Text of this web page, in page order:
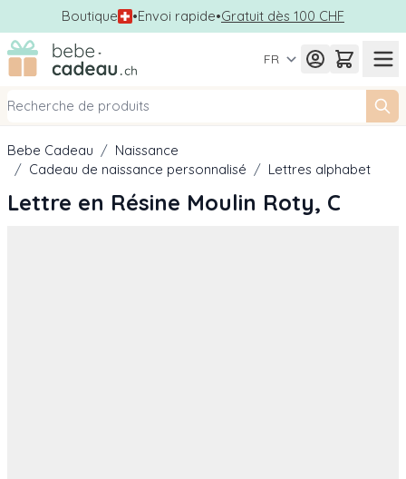
Boutique •Envoi rapide•Gratuit dès 100 CHF
Allez au contenu
FR
Bebe Cadeau / Naissance
/ Cadeau de naissance personnalisé / Lettres alphabet
Lettre en Résine Moulin Roty, C